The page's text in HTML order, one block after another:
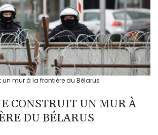
un mur à la frontière du Bélarus
CONSTRUIT UN MUR À
DU BÉLARUS